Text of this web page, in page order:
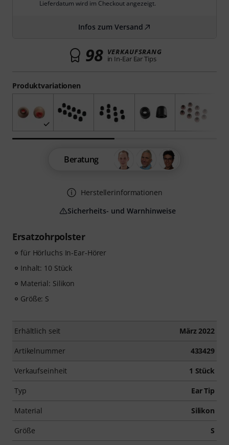
Ersatzohrpolster
für Hörluchs In-Ear-Hörer
Inhalt: 10 Stück
Material: Silikon
Größe: S
Erhältlich seit März 2022
Artikelnummer 433429
Verkaufseinheit 1 Stück
Typ Ear Tip
Material Silikon
Größe S
Produktvariationen
Lieferdatum wird im Checkout angezeigt.
Infos zum Versand
98 VERKAUFSRANG
in In-Ear Ear Tips
Beratung
Herstellerinformationen
Sicherheits- und Warnhinweise